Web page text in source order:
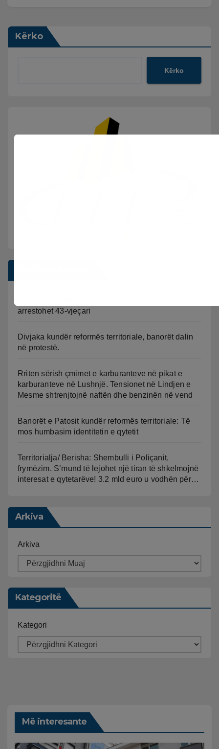
Kërko
Kërko
arrestohet 43-vjeçari
Divjaka kundër reformës territoriale, banorët dalin
në protestë.
Rriten sërish çmimet e karburanteve në pikat e
karburanteve në Lushnjë. Tensionet në Lindjen e
Mesme shtrenjtojnë naftën dhe benzinën në vend
Banorët e Patosit kundër reformës territoriale: Të
mos humbasim identitetin e qytetit
Territorialja/ Berisha: Shembulli i Poliçanit,
frymëzim. S’mund të lejohet një tiran të shkelmojnë
interesat e qytetarëve! 3.2 mld euro u vodhën për…
Arkiva
Arkiva
Kategoritë
Kategori
Më interesante